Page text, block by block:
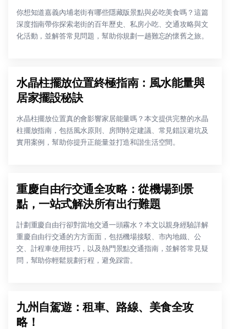
你想知道嘉義內埔老街有哪些隱藏版景點與必吃美食嗎？這篇
深度指南帶你探索老街的百年歷史、私房小吃、交通攻略與文
化活動，並解答常見問題，幫助你規劃一趟難忘的懷舊之旅。
水晶柱擺放位置終極指南：風水能量與
居家擺設秘訣
水晶柱擺放位置真的會影響家居能量嗎？本文提供完整的水晶
柱擺放指南，包括風水原則、房間特定建議、常見錯誤避坑及
實用案例，幫助你提升正能量並打造和諧生活空間。
重慶自由行交通全攻略：從機場到景
點，一站式解決所有出行難題
計劃重慶自由行卻對當地交通一頭霧水？本文以親身經驗詳解
重慶自由行交通的方方面面，包括機場接駁、市內地鐵、公
交、計程車使用技巧，以及熱門景點交通指南，並解答常見疑
問，幫助你輕鬆規劃行程，避免踩雷。
九州自駕遊：租車、路線、美食全攻
略！